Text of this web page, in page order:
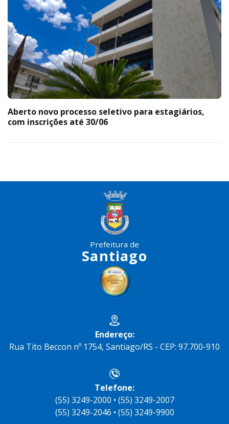
Aberto novo processo seletivo para estagiários,
com inscrições até 30/06
Prefeitura de
Santiago
Endereço:
Rua Tito Beccon nº 1754, Santiago/RS - CEP: 97.700-910
Telefone:
(55) 3249-2000 • (55) 3249-2007
(55) 3249-2046 • (55) 3249-9900